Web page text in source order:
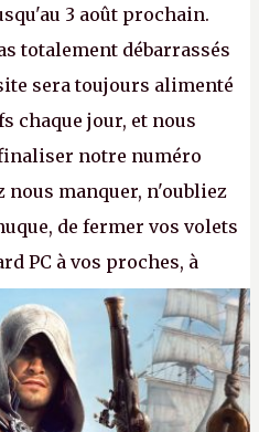
3 août prochain.
totalement débarrassés
sera toujours alimenté
chaque jour, et nous
notre numéro
nous manquer, n'oubliez
de fermer vos volets
PC à vos proches, à
que vous croisez
! –ER.